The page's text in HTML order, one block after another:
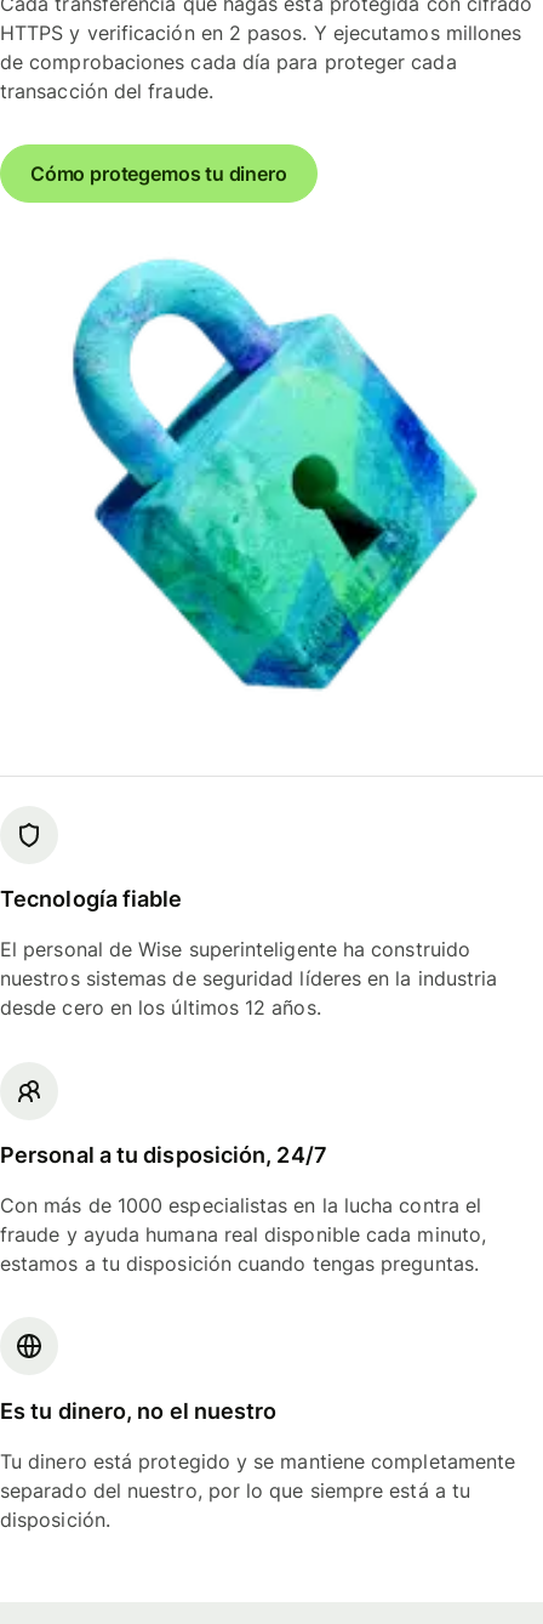
HTTPS y verificación en 2 pasos. Y ejecutamos millones
de comprobaciones cada día para proteger cada
transacción del fraude.
Cómo protegemos tu dinero
Tecnología fiable
El personal de Wise superinteligente ha construido
nuestros sistemas de seguridad líderes en la industria
desde cero en los últimos 12 años.
Personal a tu disposición, 24/7
Con más de 1000 especialistas en la lucha contra el
fraude y ayuda humana real disponible cada minuto,
estamos a tu disposición cuando tengas preguntas.
Es tu dinero, no el nuestro
Tu dinero está protegido y se mantiene completamente
separado del nuestro, por lo que siempre está a tu
disposición.